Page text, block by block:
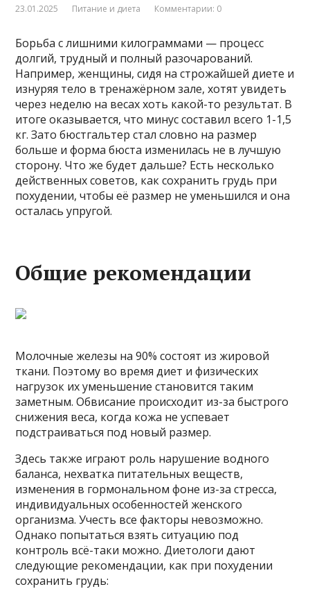
23.01.2025 Питание и диета Комментарии: 0
Борьба с лишними килограммами — процесс
долгий, трудный и полный разочарований.
Например, женщины, сидя на строжайшей диете и
изнуряя тело в тренажёрном зале, хотят увидеть
через неделю на весах хоть какой-то результат. В
итоге оказывается, что минус составил всего 1-1,5
кг. Зато бюстгальтер стал словно на размер
больше и форма бюста изменилась не в лучшую
сторону. Что же будет дальше? Есть несколько
действенных советов, как сохранить грудь при
похудении, чтобы её размер не уменьшился и она
осталась упругой.
Общие рекомендации
Молочные железы на 90% состоят из жировой
ткани. Поэтому во время диет и физических
нагрузок их уменьшение становится таким
заметным. Обвисание происходит из-за быстрого
снижения веса, когда кожа не успевает
подстраиваться под новый размер.
Здесь также играют роль нарушение водного
баланса, нехватка питательных веществ,
изменения в гормональном фоне из-за стресса,
индивидуальных особенностей женского
организма. Учесть все факторы невозможно.
Однако попытаться взять ситуацию под
контроль всё-таки можно. Диетологи дают
следующие рекомендации, как при похудении
сохранить грудь: